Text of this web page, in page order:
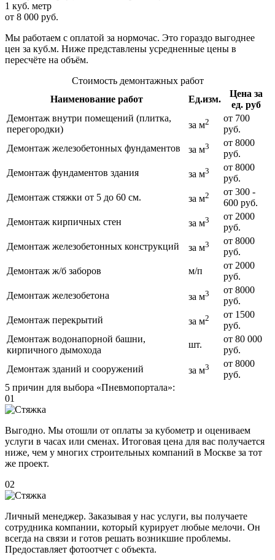
1 куб. метр
от 8 000 руб.
Мы работаем с оплатой за нормочас. Это гораздо выгоднее
цен за куб.м. Ниже представлены усредненные цены в
пересчёте на объём.
Стоимость демонтажных работ
Наименование работ
Ед.изм.
Цена за
ед. руб
Демонтаж внутри помещений (плитка,
перегородки)
за м2
от 700
руб.
Демонтаж железобетонных фундаментов
за м3
от 8000
руб.
Демонтаж фундаментов здания
за м3
от 8000
руб.
Демонтаж стяжки от 5 до 60 см.
за м2
от 300 -
600 руб.
Демонтаж кирпичных стен
за м3
от 2000
руб.
Демонтаж железобетонных конструкций
за м3
от 8000
руб.
Демонтаж ж/б заборов
м/п
от 2000
руб.
Демонтаж железобетона
за м3
от 8000
руб.
Демонтаж перекрытий
за м2
от 1500
руб.
Демонтаж водонапорной башни,
кирпичного дымохода
шт.
от 80 000
руб.
Демонтаж зданий и сооружений
за м3
от 8000
руб.
5 причин для выбора «Пневмопортала»:
01
Выгодно. Мы отошли от оплаты за кубометр и оцениваем
услуги в часах или сменах. Итоговая цена для вас получается
ниже, чем у многих строительных компаний в Москве за тот
же проект.
02
Личный менеджер. Заказывая у нас услуги, вы получаете
сотрудника компании, который курирует любые мелочи. Он
всегда на связи и готов решать возникшие проблемы.
Предоставляет фотоотчет с объекта.